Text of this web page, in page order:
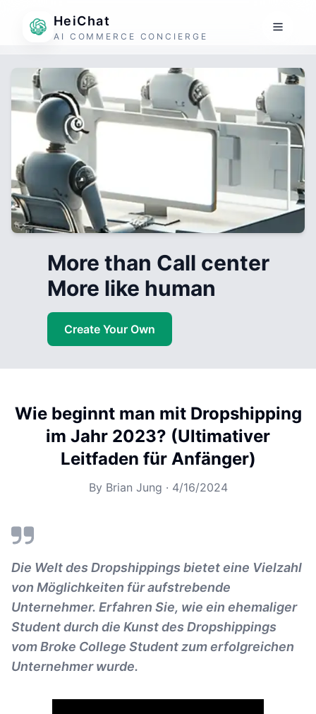
HeiChat
AI COMMERCE CONCIERGE
More than Call center
More like human
Create Your Own
Wie beginnt man mit Dropshipping
im Jahr 2023? (Ultimativer
Leitfaden für Anfänger)
By Brian Jung · 4/16/2024
Die Welt des Dropshippings bietet eine Vielzahl
von Möglichkeiten für aufstrebende
Unternehmer. Erfahren Sie, wie ein ehemaliger
Student durch die Kunst des Dropshippings
vom Broke College Student zum erfolgreichen
Unternehmer wurde.